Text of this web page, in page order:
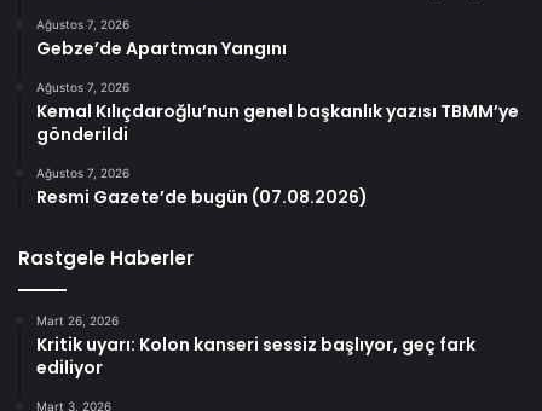
Ağustos 7, 2026
Gebze’de Apartman Yangını
Ağustos 7, 2026
Kemal Kılıçdaroğlu’nun genel başkanlık yazısı TBMM’ye
gönderildi
Ağustos 7, 2026
Resmi Gazete’de bugün (07.08.2026)
Rastgele Haberler
Mart 26, 2026
Kritik uyarı: Kolon kanseri sessiz başlıyor, geç fark
ediliyor
Mart 3, 2026